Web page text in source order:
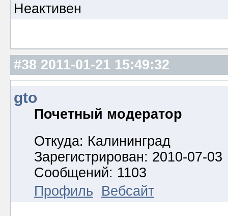
Неактивен
#38 2011-01-21 15:49:32
gto
Почетный модератор
Откуда: Калининград
Зарегистрирован: 2010-07-03
Сообщений: 1103
Профиль
Вебсайт